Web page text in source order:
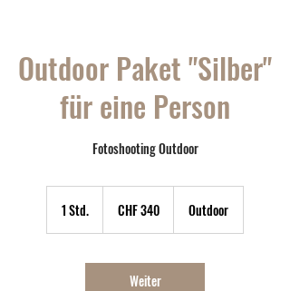
Outdoor Paket "Silber"
für eine Person
Fotoshooting Outdoor
1 Std.
d
Franken
CHF 340 Outdoor
Weiter